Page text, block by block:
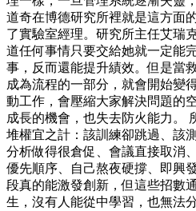
道奇在博德研究所裡就是這方面
了實驗室經理。研究所主任艾瑞
道任何事情只要交給她就一定能
事，反而還能提升績效。但是當
成為流程的一部分，就會開始變
動工作，會壓縮大家解決問題的
成長的機會，也失去防火能力。
堆權宜之計：該訓練卻跳過、該
分析做得很倉促、會議直接取消
優先順序、自己熬夜硬撐、即興
段真的能激發創新，但這些招數
生，沒有人能從中學習，也無法